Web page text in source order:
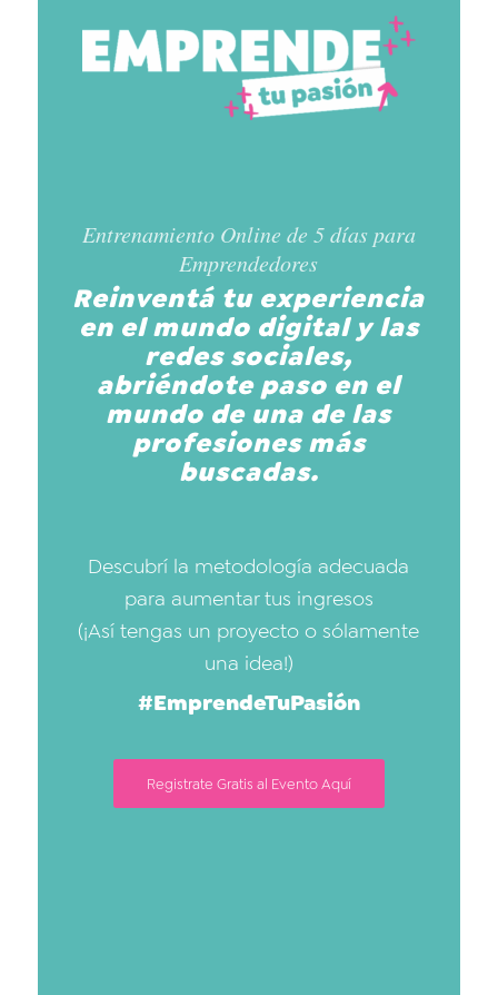
Entrenamiento Online de 5 días para
Emprendedores
Reinventá tu experiencia
en el mundo digital y las
redes sociales,
abriéndote paso en el
mundo de una de las
profesiones más
buscadas.
Descubrí la metodología adecuada
para aumentar tus ingresos
(¡Así tengas un proyecto o sólamente
una idea!)
#EmprendeTuPasión
Registrate Gratis al Evento Aquí